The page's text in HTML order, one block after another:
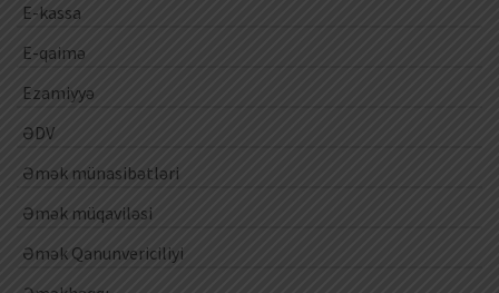
E-kassa
E-qaimə
Ezamiyyə
ƏDV
Əmək münasibətləri
Əmək müqaviləsi
Əmək Qanunvericiliyi